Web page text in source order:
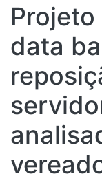
Projeto
data